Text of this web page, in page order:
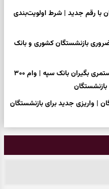
با رقم جدید | شرط اولویت‌بندی
بازنشستگان کشوری و بانک
پرداختی جدید برای بازنشست و مستمری بگیران بانک سپه | وام ۳۰۰
| واریزی جدید برای بازنشستگان